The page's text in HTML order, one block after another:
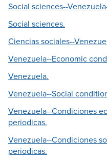
Social sciences--
Social sciences.
Ciencias sociales--
Venezuela--Economic
Venezuela.
Venezuela--Social
Venezuela--Condiciones
periodicas.
Venezuela--Condiciones
periodicas.